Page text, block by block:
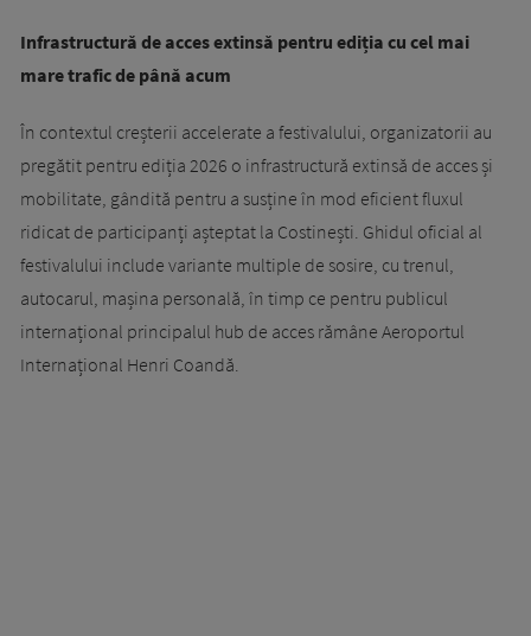
Infrastructură de acces extinsă pentru ediția cu cel mai
mare trafic de până acum
În contextul creșterii accelerate a festivalului, organizatorii au
pregătit pentru ediția 2026 o infrastructură extinsă de acces și
mobilitate, gândită pentru a susține în mod eficient fluxul
ridicat de participanți așteptat la Costinești. Ghidul oficial al
festivalului include variante multiple de sosire, cu trenul,
autocarul, mașina personală, în timp ce pentru publicul
internațional principalul hub de acces rămâne Aeroportul
Internațional Henri Coandă.